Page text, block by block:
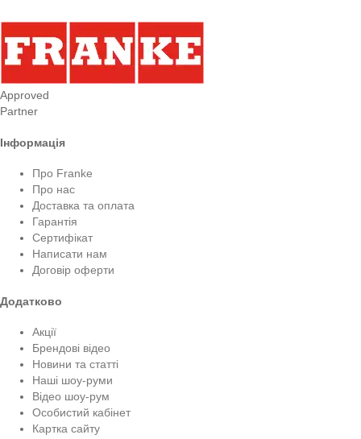
Approved
Partner
Інформація
Про Franke
Про нас
Доставка та оплата
Гарантія
Сертифікат
Написати нам
Договір оферти
Додатково
Акції
Брендові відео
Новини та статті
Наші шоу-руми
Відео шоу-рум
Особистий кабінет
Картка сайту